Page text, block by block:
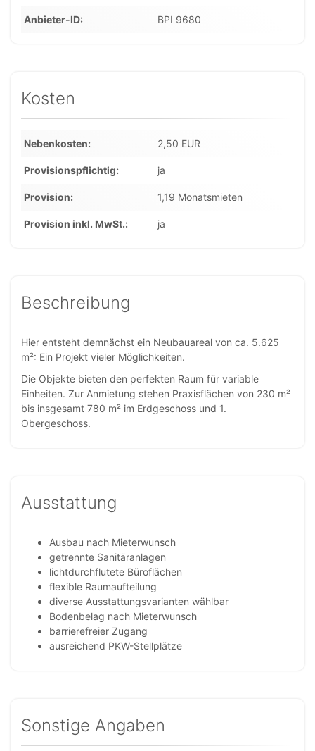
Anbieter-ID BPI 9680
Kosten
Nebenkosten 2,50 EUR
Provisionspflichtig ja
Provision 1,19 Monatsmieten
Provision inkl. MwSt. ja
Beschreibung
Hier entsteht demnächst ein Neubauareal von ca. 5.625
m²: Ein Projekt vieler Möglichkeiten.
Die Objekte bieten den perfekten Raum für variable
Einheiten. Zur Anmietung stehen Praxisflächen von 230 m²
bis insgesamt 780 m² im Erdgeschoss und 1.
Obergeschoss.
Ausstattung
Ausbau nach Mieterwunsch
getrennte Sanitäranlagen
lichtdurchflutete Büroflächen
flexible Raumaufteilung
diverse Ausstattungsvarianten wählbar
Bodenbelag nach Mieterwunsch
barrierefreier Zugang
ausreichend PKW-Stellplätze
Sonstige Angaben